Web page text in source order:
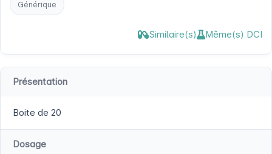
Générique
Similaire(s) Même(s) DCI
Présentation
Boite de 20
Dosage